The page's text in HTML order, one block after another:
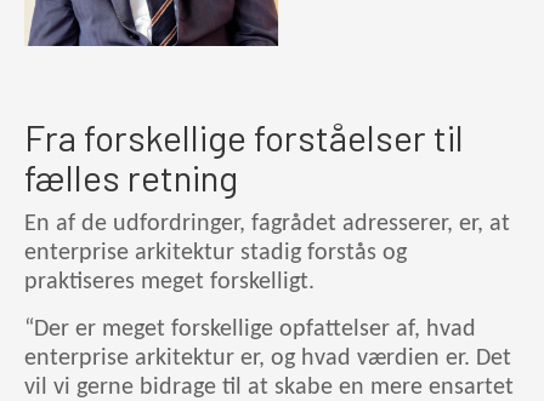
Fra forskellige forståelser til
fælles retning
En af de udfordringer, fagrådet adresserer, er, at
enterprise arkitektur stadig forstås og
praktiseres meget forskelligt.
“Der er meget forskellige opfattelser af, hvad
enterprise arkitektur er, og hvad værdien er. Det
vil vi gerne bidrage til at skabe en mere ensartet